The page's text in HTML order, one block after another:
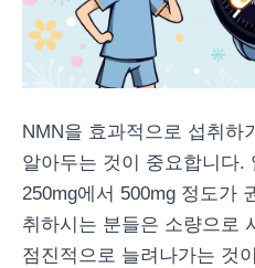
NMN을 효과적으로 섭취하
알아두는 것이 중요합니다.
250mg에서 500mg 정도가
취하시는 분들은 소량으로
점진적으로 늘려나가는 것